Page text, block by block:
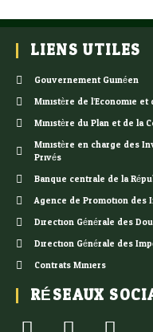
LIENS UTILES
Gouvernement Guinéen
Ministère de l’Economie et
Ministère du Plan et de la
Ministère en charge des
Privés
Banque centrale de la
Agence de Promotion des
Direction Générale des
Direction Générale des
Contrats Miniers
RÉSEAUX